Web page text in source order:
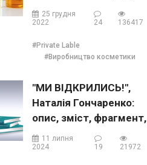
випустити власний
бренд
25 грудня
2022
24 136417
#Private Lable
#Виробництво косметики
"МИ ВІДКРИЛИСЬ!",
Наталія Гончаренко:
опис, зміст, фрагмент,
бонуси та відгуки
11 липня
2024
19 21972